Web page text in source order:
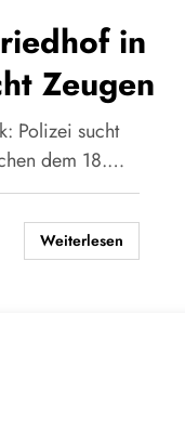
in
Zeugen
Polizei sucht
dem 18.…
Weiterlesen